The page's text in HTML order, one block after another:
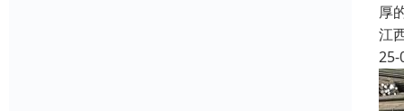
厚
江
25-